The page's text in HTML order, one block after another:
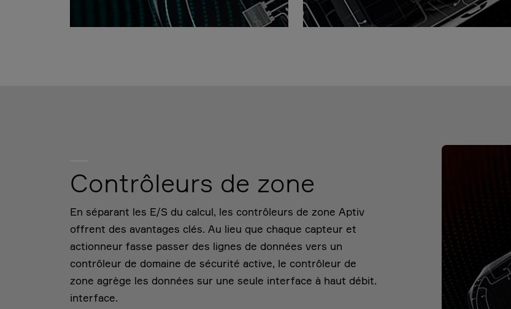
Contrôleurs de zone
En séparant les E/S du calcul, les contrôleurs de zone Aptiv
offrent des avantages clés. Au lieu que chaque capteur et
actionneur fasse passer des lignes de données vers un
contrôleur de domaine de sécurité active, le contrôleur de
zone agrège les données sur une seule interface à haut débit.
interface.